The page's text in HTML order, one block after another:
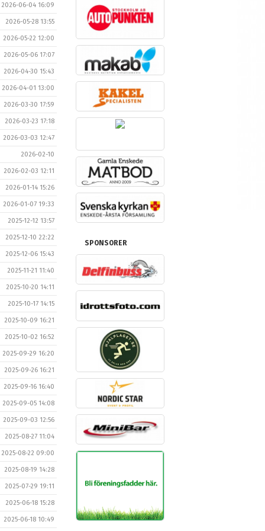
2026-06-04 16:09
2026-05-28 13:55
2026-05-22 12:00
2026-05-06 17:07
2026-04-30 15:43
2026-04-01 13:00
2026-03-30 17:59
2026-03-23 17:18
2026-03-03 12:47
2026-02-10
2026-02-03 12:11
2026-01-14 15:26
2026-01-07 19:33
2025-12-12 13:57
2025-12-10 22:22
2025-12-06 15:43
2025-11-21 11:40
2025-10-20 14:11
2025-10-17 14:15
2025-10-09 16:21
2025-10-02 16:52
2025-09-29 16:20
2025-09-26 16:21
2025-09-16 16:40
2025-09-05 14:08
2025-09-03 12:56
2025-08-27 11:04
2025-08-22 09:00
2025-08-19 14:28
2025-07-29 19:11
2025-06-18 15:28
2025-06-18 10:49
SPONSORER